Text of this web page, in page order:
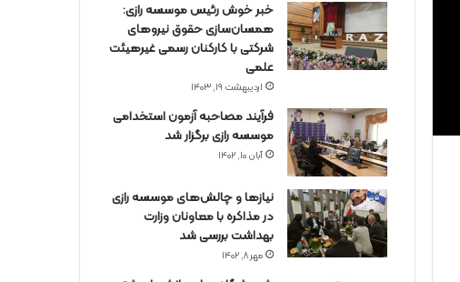
خبر خوش رئیس موسسه رازی:
همسان‌سازی حقوق نیروهای
شرکتی با کارکنان رسمی غیرهیئت
علمی
اردیبهشت ۱۹, ۱۴۰۳
فرآیند مصاحبه آزمون استخدامی
موسسه رازی برگزار شد
آبان ۱۰, ۱۴۰۲
نیازها و چالش‌های موسسه رازی
در مذاکره با معاونان وزارت
بهداشت بررسی شد
مهر ۸, ۱۴۰۲